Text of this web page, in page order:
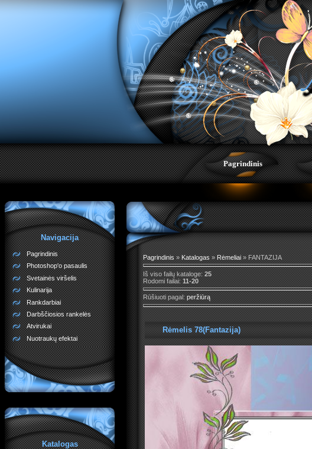
Pagrindinis
Navigacija
Pagrindinis
Photoshop'o pasaulis
Svetainės viršelis
Kulinarija
Rankdarbiai
Darbščiosios rankelės
Atvirukai
Nuotraukų efektai
Katalogas
Pagrindinis » Katalogas » Rėmeliai » FANTAZIJA
Iš viso failų kataloge: 25
Rodomi failai: 11-20
Rūšiuoti pagal : peržiūrą
Rėmelis 78(Fantazija)